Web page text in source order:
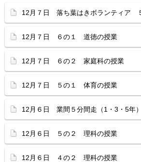
12月７日 落ち葉はきボランティア
12月７日 ６の１ 道徳の授業
12月７日 ６の２ 家庭科の授業
12月７日 ５の１ 体育の授業
12月６日 業間５分間走（1・3・5年）
12月６日 ５の２ 理科の授業
12月６日 ４の２ 理科の授業